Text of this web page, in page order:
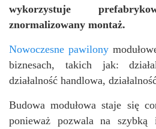
wykorzystuje
znormalizowany montaż.
Nowoczesne pawilony
biznesach, takich jak:
działalność handlowa,
Budowa modułowa staje się
ponieważ pozwala na szybką